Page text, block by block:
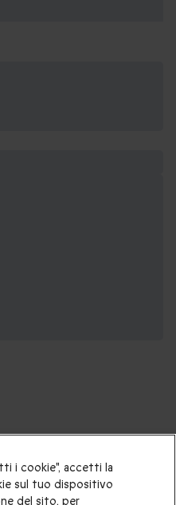
questi cofanetti
i cookie", accetti la
sul tuo dispositivo
del sito, per